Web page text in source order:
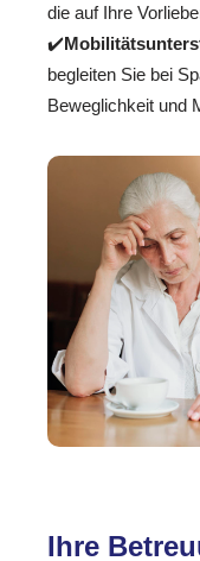
die auf Ihre
✔️
begleiten Sie bei
Beweglichkeit und
Ihre